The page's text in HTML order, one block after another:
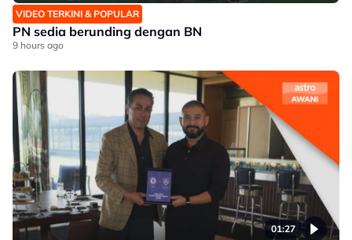
VIDEO TERKINI & POPULAR
PN sedia berunding dengan BN
9 hours ago
01:27